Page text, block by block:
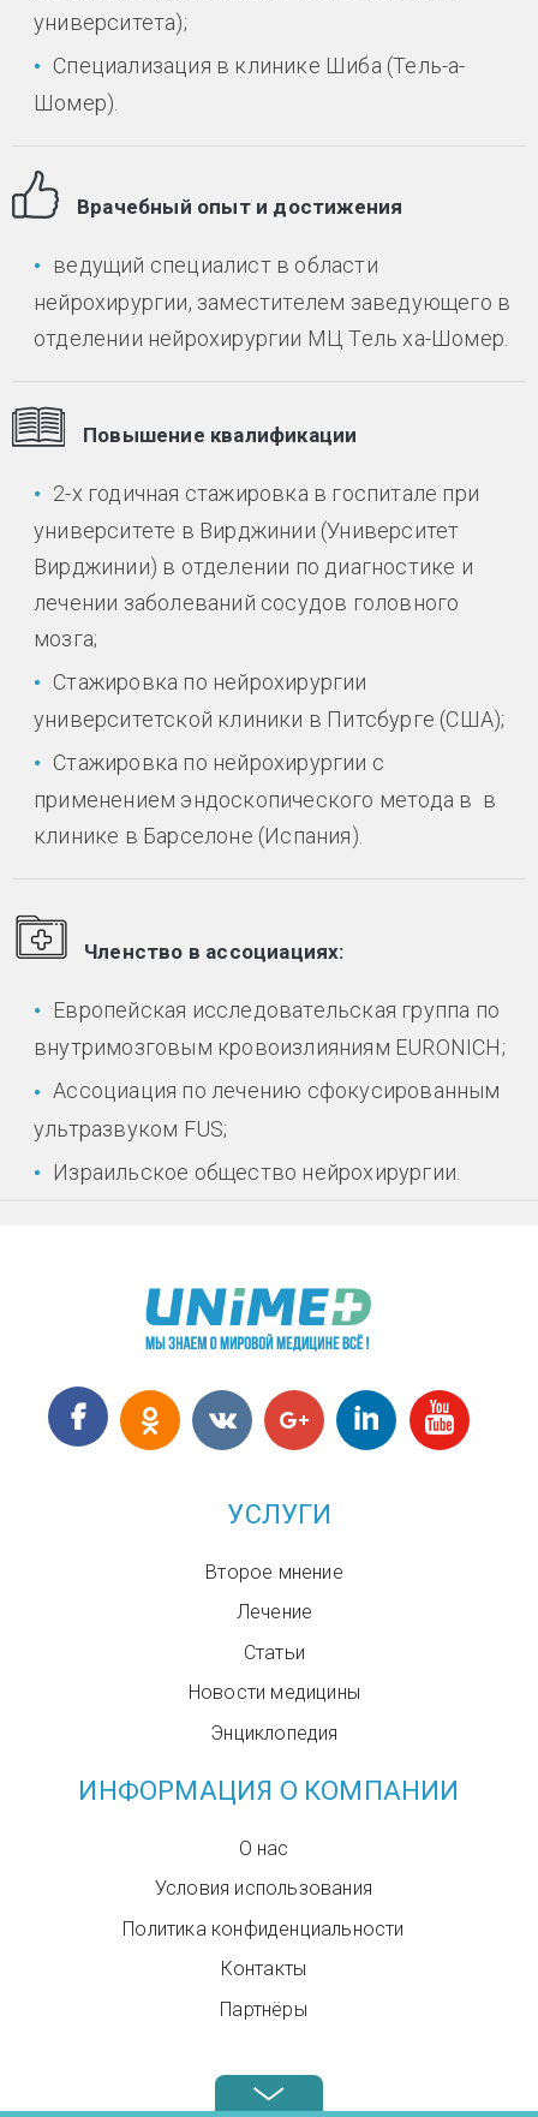
университета);
Специализация в клинике Шиба (Тель-а-
Шомер).
Врачебный опыт и достижения
ведущий специалист в области
нейрохирургии, заместителем заведующего в
отделении нейрохирургии МЦ Тель ха-Шомер.
Повышение квалификации
2-х годичная стажировка в госпитале при
университете в Вирджинии (Университет
Вирджинии) в отделении по диагностике и
лечении заболеваний сосудов головного
мозга;
Стажировка по нейрохирургии
университетской клиники в Питсбурге (США);
Стажировка по нейрохирургии с
применением эндоскопического метода в в
клинике в Барселоне (Испания).
Членство в ассоциациях:
Европейская исследовательская группа по
внутримозговым кровоизлияниям EURONICH;
Ассоциация по лечению сфокусированным
ультразвуком FUS;
Израильское общество нейрохирургии.
УСЛУГИ
Второе мнение
Лечение
Статьи
Новости медицины
Энциклопедия
ИНФОРМАЦИЯ О КОМПАНИИ
О нас
Условия использования
Политика конфиденциальности
Контакты
Партнёры